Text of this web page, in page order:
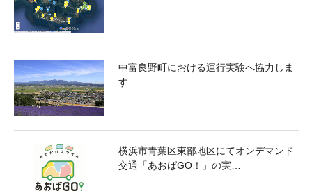
中富良野町における運行実験へ協力しま
す
横浜市青葉区東部地区にてオンデマンド
交通「あおばGO！」の実…